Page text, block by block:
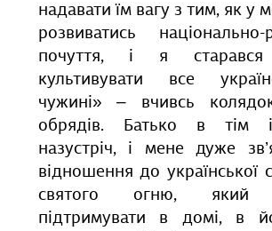
надавати їм вагу з тим, як у
розвиватись національно-
почуття, і я
культивувати все
чужині» – вчивсь
обрядів. Батько в тім
назустріч, і мене дуже
відношення до української
святого огню, який
підтримувати в домі, в